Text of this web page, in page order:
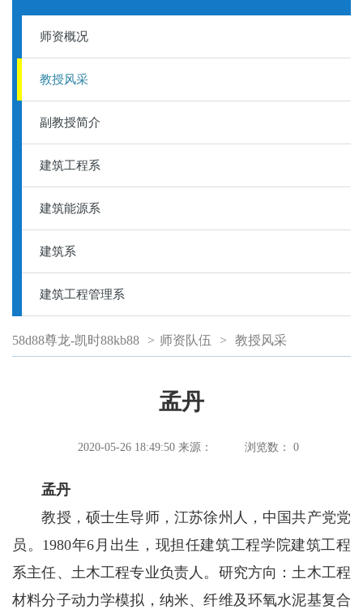
师资概况
教授风采
副教授简介
建筑工程系
建筑能源系
建筑系
建筑工程管理系
58d88尊龙-凯时88kb88 > 师资队伍 > 教授风采
孟丹
2020-05-26 18:49:50 来源： 浏览数： 0
孟丹
教授，硕士生导师，江苏徐州人，中国共产党党
员。1980年6月出生，现担任建筑工程学院建筑工程
系主任、土木工程专业负责人。研究方向：土木工程
材料分子动力学模拟，纳米、纤维及环氧水泥基复合